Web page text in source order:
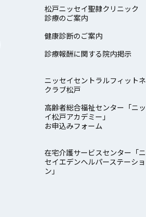
松戸ニッセイ聖隷クリニック
診療のご案内
健康診断のご案内
診療報酬に関する院内掲示
ニッセイセントラルフィット
クラブ松戸
高齢者総合福祉センター「ニ
イ松戸アカデミー」
お申込みフォーム
在宅介護サービスセンター「
セイエデンヘルパーステーショ
ン」